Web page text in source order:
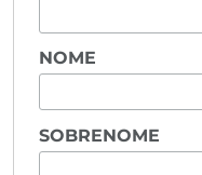
NOME
SOBRENOME